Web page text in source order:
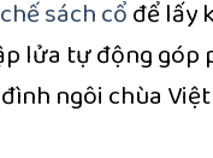
sách cổđể lấy
lửa tự động góp
ngôi chùa